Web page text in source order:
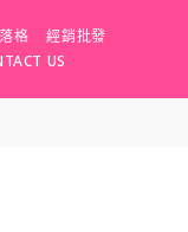
格
經銷批發
US